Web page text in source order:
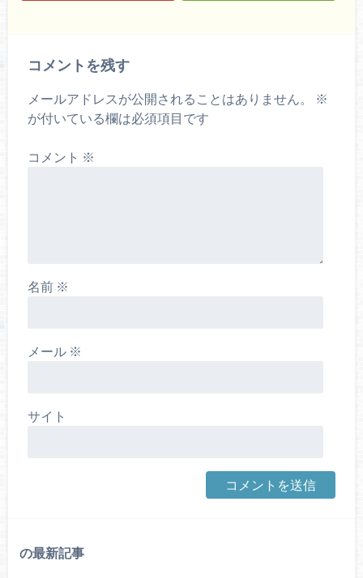
コメントを残す
メールアドレスが公開されることはありません。
※
が付いている欄は必須項目です
コメント ※
名前 ※
メール ※
サイト
の最新記事